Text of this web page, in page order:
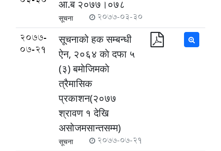
आ.ब २०७७।०७८
सूचना 2077-03-30
2077-
07-21
सूचनाको हक सम्बन्धी
ऐन, २०६४ काे दफा ५
(३) बमाेजिमकाे
त्रैमासिक
प्रकाशन(२०७७
श्रावण १ देखि
असोजमसान्तसम्म)
सूचना 2077-07-21